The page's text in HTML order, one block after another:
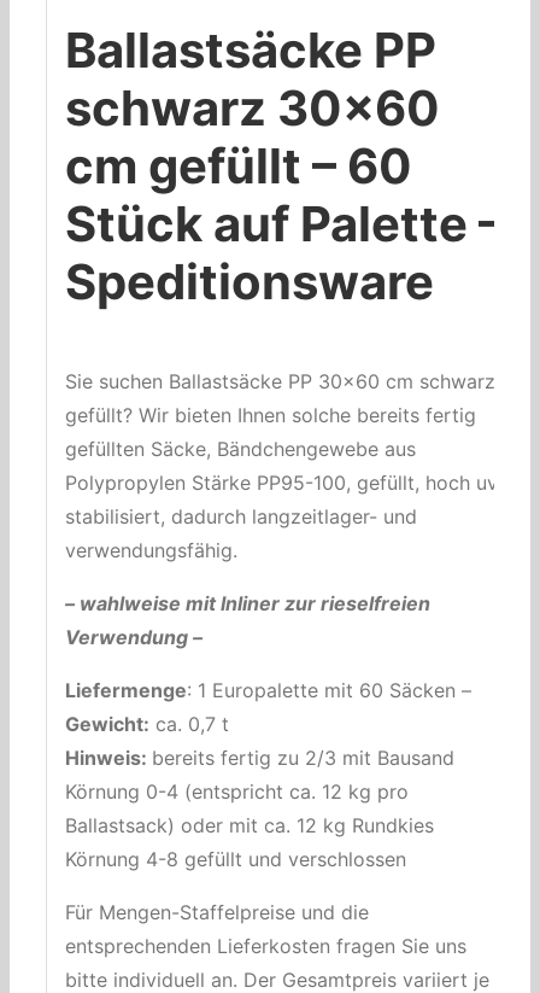
Ballastsäcke PP
schwarz 30×60
cm gefüllt – 60
Stück auf Palette –
Speditionsware
Sie suchen Ballastsäcke PP 30×60 cm schwarz –
gefüllt? Wir bieten Ihnen solche bereits fertig
gefüllten Säcke, Bändchengewebe aus
Polypropylen Stärke PP95-100, gefüllt, hoch uv-
stabilisiert, dadurch langzeitlager- und
verwendungsfähig.
– wahlweise mit Inliner zur rieselfreien
Verwendung –
Liefermenge: 1 Europalette mit 60 Säcken –
Gewicht: ca. 0,7 t
Hinweis: bereits fertig zu 2/3 mit Bausand
Körnung 0-4 (entspricht ca. 12 kg pro
Ballastsack) oder mit ca. 12 kg Rundkies
Körnung 4-8 gefüllt und verschlossen
Für Mengen-Staffelpreise und die
entsprechenden Lieferkosten fragen Sie uns
bitte individuell an. Der Gesamtpreis variiert je